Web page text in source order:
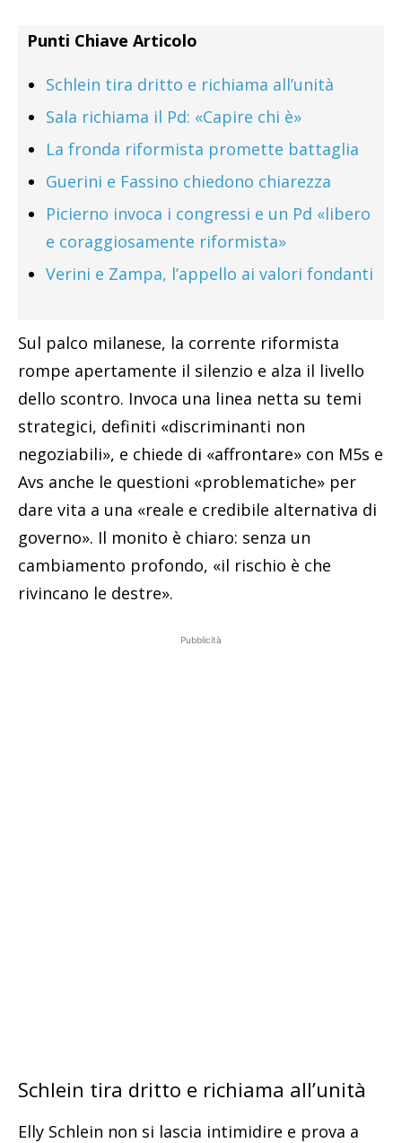
Punti Chiave Articolo
Schlein tira dritto e richiama all’unità
Sala richiama il Pd: «Capire chi è»
La fronda riformista promette battaglia
Guerini e Fassino chiedono chiarezza
Picierno invoca i congressi e un Pd «libero
e coraggiosamente riformista»
Verini e Zampa, l’appello ai valori fondanti
Sul palco milanese, la corrente riformista
rompe apertamente il silenzio e alza il livello
dello scontro. Invoca una linea netta su temi
strategici, definiti «discriminanti non
negoziabili», e chiede di «affrontare» con M5s e
Avs anche le questioni «problematiche» per
dare vita a una «reale e credibile alternativa di
governo». Il monito è chiaro: senza un
cambiamento profondo, «il rischio è che
rivincano le destre».
Pubblicità
Schlein tira dritto e richiama all’unità
Elly Schlein non si lascia intimidire e prova a